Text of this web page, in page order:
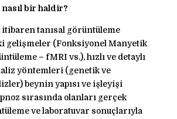
bir haldir?
itibaren tanısal görüntüleme
gelişmeler (Fonksiyonel Manyetik
– fMRI vs.), hızlı ve detaylı
yöntemleri (genetik ve
beynin yapısı ve işleyişi
sırasında olanları gerçek
ve laboratuvar sonuçlarıyla